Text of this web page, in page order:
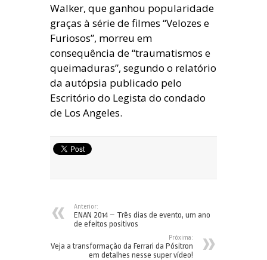
Walker, que ganhou popularidade
graças à série de filmes “Velozes e
Furiosos”, morreu em
consequência de “traumatismos e
queimaduras”, segundo o relatório
da autópsia publicado pelo
Escritório do Legista do condado
de Los Angeles.
Anterior:
ENAN 2014 – Três dias de evento, um ano
de efeitos positivos
Próxima:
Veja a transformação da Ferrari da Pósitron
em detalhes nesse super vídeo!